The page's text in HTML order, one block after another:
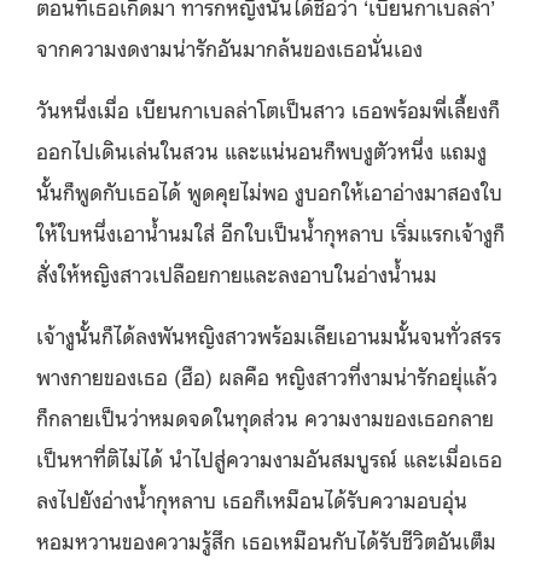
จากความงดงามน่ารักอันมากล้นของเธอนั่นเอง
วันหนึ่งเมื่อ เบียนกาเบลล่าโตเป็นสาว เธอพร้อมพี่เลี้ยงก็
ออกไปเดินเล่นในสวน และแน่นอนก็พบงูตัวหนึ่ง แถมงู
นั้นก็พูดกับเธอได้ พูดคุยไม่พอ งูบอกให้เอาอ่างมาสองใบ
ให้ใบหนึ่งเอาน้ำนมใส่ อีกใบเป็นน้ำกุหลาบ เริ่มแรกเจ้างูก็
สั่งให้หญิงสาวเปลือยกายและลงอาบในอ่างน้ำนม
เจ้างูนั้นก็ได้ลงพันหญิงสาวพร้อมเลียเอานมนั้นจนทั่วสรร
พางกายของเธอ (ฮือ) ผลคือ หญิงสาวที่งามน่ารักอยุ่แล้ว
ก็กลายเป็นว่าหมดจดในทุดส่วน ความงามของเธอกลาย
เป็นหาที่ติไม่ได้ นำไปสู่ความงามอันสมบูรณ์ และเมื่อเธอ
ลงไปยังอ่างน้ำกุหลาบ เธอก็เหมือนได้รับความอบอุ่น
หอมหวานของความรู้สึก เธอเหมือนกับได้รับชีวิตอันเต็ม